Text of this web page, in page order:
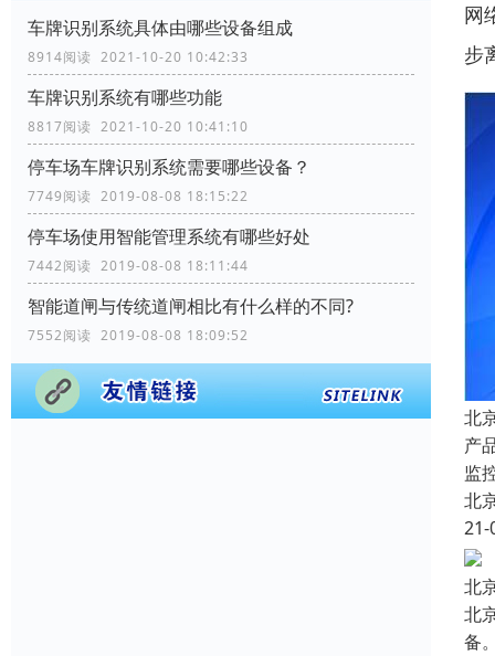
车牌识别系统具体由哪些设备组成
8914阅读 2021-10-20 10:42:33
车牌识别系统有哪些功能
8817阅读 2021-10-20 10:41:10
停车场车牌识别系统需要哪些设备？
7749阅读 2019-08-08 18:15:22
停车场使用智能管理系统有哪些好处
7442阅读 2019-08-08 18:11:44
智能道闸与传统道闸相比有什么样的不同?
7552阅读 2019-08-08 18:09:52
网
步
北
产
监
北
21-
北
北
备